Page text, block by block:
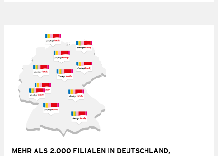
MEHR ALS 2.000 FILIALEN IN DEUTSCHLAND,